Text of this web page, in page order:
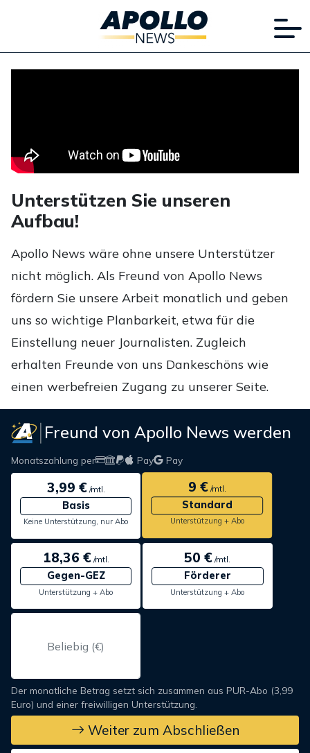
Unterstützen Sie unseren
Aufbau!
Apollo News wäre ohne unsere Unterstützer
nicht möglich. Als Freund von Apollo News
fördern Sie unsere Arbeit monatlich und geben
uns so wichtige Planbarkeit, etwa für die
Einstellung neuer Journalisten. Zugleich
erhalten Freunde von uns Dankeschöns wie
einen werbefreien Zugang zu unserer Seite.
Freund von Apollo News werden
Monatszahlung per Pay Pay
3,99 €/mtl.
Basis
Keine Unterstützung, nur Abo
9 €/mtl.
Standard
Unterstützung + Abo
18,36 €/mtl.
Gegen-GEZ
Unterstützung + Abo
50 € /mtl.
Förderer
Unterstützung + Abo
Der monatliche Betrag setzt sich zusammen aus PUR-Abo (3,99
Euro) und einer freiwilligen Unterstützung.
Weiter zum Abschließen